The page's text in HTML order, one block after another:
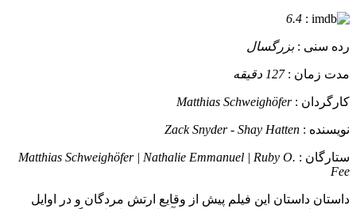
:
6.4
رده سنی :بزرگسال
مدت زمان :127 دقیقه
کارگردان :Matthias Schweighöfer
نویسنده : Zack Snyder - Shay Hatten
ستارگان : Matthias Schweighöfer | Nathalie Emmanuel | Ruby O.
Fee
داستان داستان این فیلم پیش از وقایع ارتش مردگان و در اوایل